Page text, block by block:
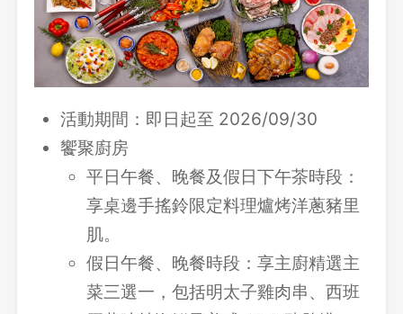
活動期間：即日起至 2026/09/30
饗聚廚房
平日午餐、晚餐及假日下午茶時段：
享桌邊手搖鈴限定料理爐烤洋蔥豬里
肌。
假日午餐、晚餐時段：享主廚精選主
菜三選一，包括明太子雞肉串、西班